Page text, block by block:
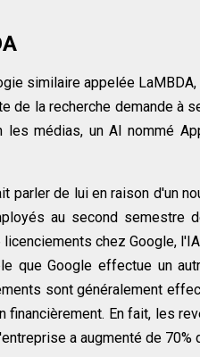
similaire appelée
de la recherche demande à
les médias, un AI nommé
parler de lui en raison d'un
au second semestre
licenciements chez Google,
que Google effectue un
sont généralement
En fait, les
a augmenté de 70%